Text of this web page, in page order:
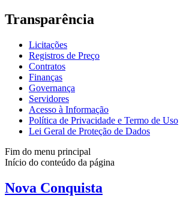
Transparência
Licitações
Registros de Preço
Contratos
Finanças
Governança
Servidores
Acesso à Informação
Política de Privacidade e Termo de Uso
Lei Geral de Proteção de Dados
Fim do menu principal
Início do conteúdo da página
Nova Conquista